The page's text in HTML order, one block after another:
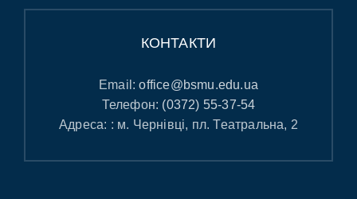
КОНТАКТИ
Email:office@bsmu.edu.ua
Телефон: (0372) 55-37-54
Адреса: : м. Чернівці, пл. Театральна, 2